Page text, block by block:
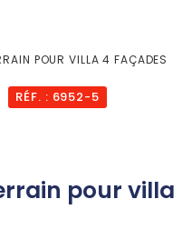
POUR VILLA 4 FAÇADES
RÉF. : 6952-5
pour villa